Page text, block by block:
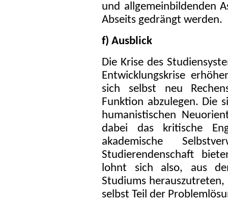
und allgemeinbildenden
Abseits gedrängt werden.
f) Ausblick
Die Krise des
Entwicklungskrise
sich selbst neu
Funktion abzulegen. Die
humanistischen
dabei das kritische
akademische
Studierendenschaft
lohnt sich also, aus
Studiums
selbst Teil der